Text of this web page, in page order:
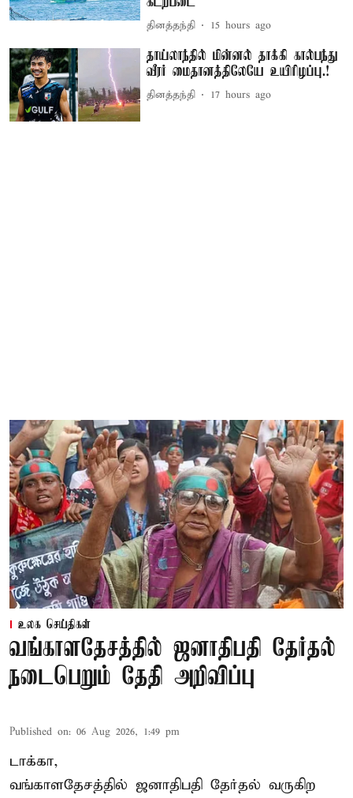
தினத்தந்தி 15 hours ago
தாய்லாந்தில் மின்னல் தாக்கி கால்பந்து
வீரர் மைதானத்திலேயே உயிரிழப்பு.!
தினத்தந்தி 17 hours ago
உலக செய்திகள்
வங்காளதேசத்தில் ஜனாதிபதி தேர்தல்
நடைபெறும் தேதி அறிவிப்பு
Published on: 06 Aug 2026, 1:49 pm
டாக்கா,
வங்காளதேசத்தில் ஜனாதிபதி தேர்தல் வருகிற